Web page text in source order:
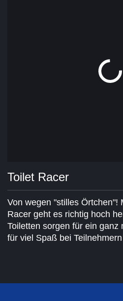
Toilet Racer
Von wegen "stilles Örtchen"!
Racer geht es richtig hoch
Toiletten sorgen für ein ganz
für viel Spaß bei